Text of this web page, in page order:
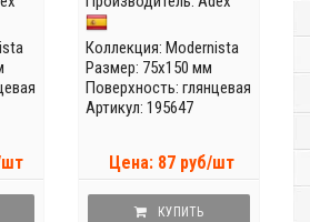
шт
Коллекция: Modernista
Размер: 75x150 мм
Поверхность: глянцевая
Артикул: 195647
Цена: 87 руб/шт
КУПИТЬ